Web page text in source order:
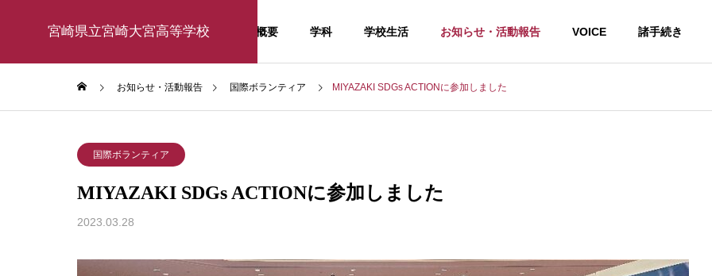
宮崎県立宮崎大宮高等学校 学校概要 学科 学校生活 お知らせ・活動報告 VOICE 諸手続き
お知らせ・活
お知らせ・活動報告 国際ボランティア MIYAZAKI SDGs ACTIONに参加しました
国際ボランティア
MIYAZAKI SDGs ACTIONに参加しました
2023.03.28